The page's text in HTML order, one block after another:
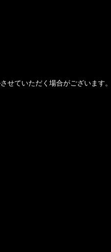
せていただく場合がございます。